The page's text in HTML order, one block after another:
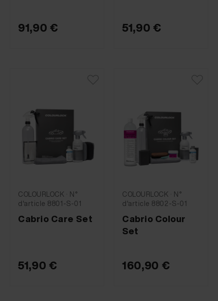
91,90 € 51,90 €
COLOURLOCK · N°
d'article 8801-S-01
Cabrio Care Set
51,90 €
COLOURLOCK · N°
d'article 8802-S-01
Cabrio Colour
Set
160,90 €